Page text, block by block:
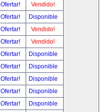
Ofertar!
Vendido!
Ofertar!
Disponible
Ofertar!
Vendido!
Ofertar!
Vendido!
Ofertar!
Disponible
Ofertar!
Disponible
Ofertar!
Disponible
Ofertar!
Disponible
Ofertar!
Disponible